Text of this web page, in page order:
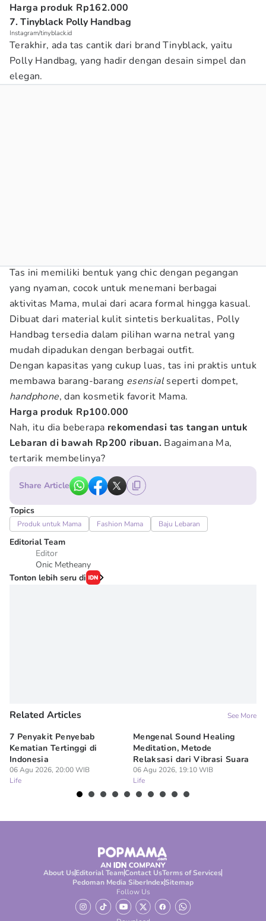
Harga produk Rp162.000
7. Tinyblack Polly Handbag
Instagram/tinyblack.id
Terakhir, ada tas cantik dari brand Tinyblack, yaitu
Polly Handbag, yang hadir dengan desain simpel dan
elegan.
Tas ini memiliki bentuk yang chic dengan pegangan
yang nyaman, cocok untuk menemani berbagai
aktivitas Mama, mulai dari acara formal hingga kasual.
Dibuat dari material kulit sintetis berkualitas, Polly
Handbag tersedia dalam pilihan warna netral yang
mudah dipadukan dengan berbagai outfit.
Dengan kapasitas yang cukup luas, tas ini praktis untuk
membawa barang-barang esensialseperti dompet,
handphone, dan kosmetik favorit Mama.
Harga produk Rp100.000
Nah, itu dia beberapa rekomendasi tas tangan untuk
Lebaran di bawah Rp200 ribuan. Bagaimana Ma,
tertarik membelinya?
Share Article
Topics
Produk untuk Mama Fashion Mama Baju Lebaran
Editorial Team
Editor
Onic Metheany
Tonton lebih seru di
Related Articles See More
7 Penyakit Penyebab
Kematian Tertinggi di
Indonesia
06 Agu 2026, 20:00 WIB
Life
Mengenal Sound Healing
Meditation, Metode
Relaksasi dari Vibrasi Suara
06 Agu 2026, 19:10 WIB
Life
About UsEditorial TeamContact UsTerms of Services
Pedoman Media SiberIndexSitemap
Follow Us